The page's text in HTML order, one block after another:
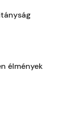
élmények